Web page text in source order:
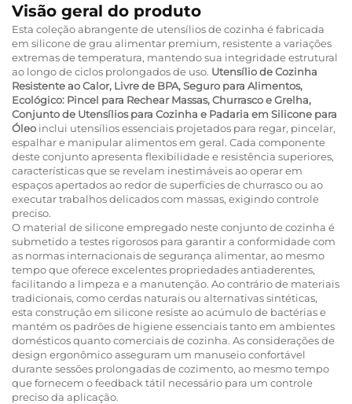
Visão geral do produto
Esta coleção abrangente de utensílios de cozinha é fabricada
em silicone de grau alimentar premium, resistente a variações
extremas de temperatura, mantendo sua integridade estrutural
ao longo de ciclos prolongados de uso. Utensílio de Cozinha
Resistente ao Calor, Livre de BPA, Seguro para Alimentos,
Ecológico: Pincel para Rechear Massas, Churrasco e Grelha,
Conjunto de Utensílios para Cozinha e Padaria em Silicone para
Óleo inclui utensílios essenciais projetados para regar, pincelar,
espalhar e manipular alimentos em geral. Cada componente
deste conjunto apresenta flexibilidade e resistência superiores,
características que se revelam inestimáveis ao operar em
espaços apertados ao redor de superfícies de churrasco ou ao
executar trabalhos delicados com massas, exigindo controle
preciso.
O material de silicone empregado neste conjunto de cozinha é
submetido a testes rigorosos para garantir a conformidade com
as normas internacionais de segurança alimentar, ao mesmo
tempo que oferece excelentes propriedades antiaderentes,
facilitando a limpeza e a manutenção. Ao contrário de materiais
tradicionais, como cerdas naturais ou alternativas sintéticas,
esta construção em silicone resiste ao acúmulo de bactérias e
mantém os padrões de higiene essenciais tanto em ambientes
domésticos quanto comerciais de cozinha. As considerações de
design ergonômico asseguram um manuseio confortável
durante sessões prolongadas de cozimento, ao mesmo tempo
que fornecem o feedback tátil necessário para um controle
preciso da aplicação.